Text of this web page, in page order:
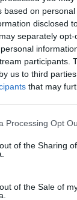
based on
disclosed
separately
participants.
us to third
that may
website/app
or usage
to Google and
specified
Processing Opt
of the Sharing
of the Sale of